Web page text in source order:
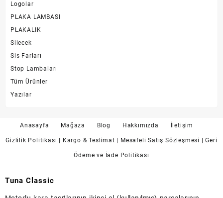
Logolar
PLAKA LAMBASI
PLAKALIK
Silecek
Sis Farları
Stop Lambaları
Tüm Ürünler
Yazılar
Anasayfa Mağaza Blog Hakkımızda İletişim
Gizlilik Politikası | Kargo & Teslimat | Mesafeli Satış Sözleşmesi | Geri
Ödeme ve İade Politikası
Tuna Classic